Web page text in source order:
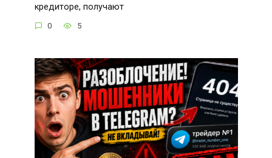
кредиторе, получают
0 5